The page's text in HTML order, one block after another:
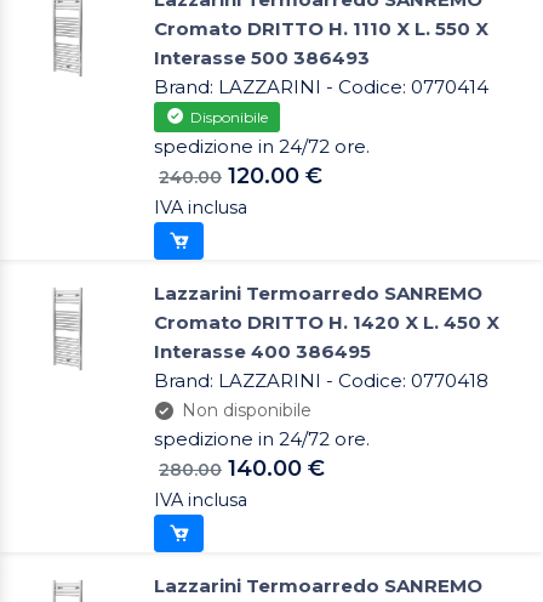
Cromato DRITTO H. 1110 X L. 550 X
Interasse 500 386493
Brand: LAZZARINI - Codice: 0770414
Disponibile
spedizione in 24/72 ore.
240.00 120.00 €
IVA inclusa
Lazzarini Termoarredo SANREMO
Cromato DRITTO H. 1420 X L. 450 X
Interasse 400 386495
Brand: LAZZARINI - Codice: 0770418
Non disponibile
spedizione in 24/72 ore.
280.00 140.00 €
IVA inclusa
Lazzarini Termoarredo SANREMO